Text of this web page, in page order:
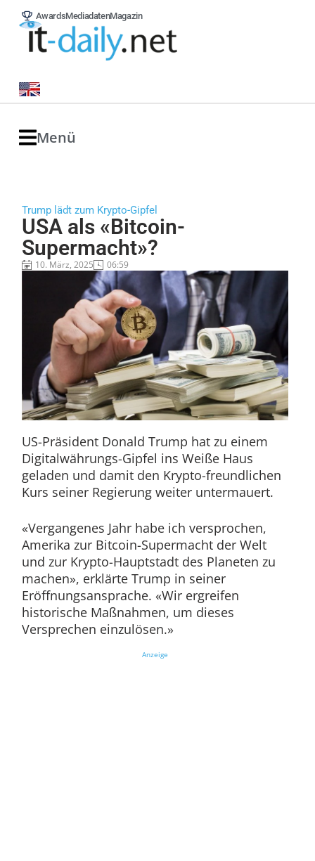
AwardsMediadatenMagazin
Menü
Trump lädt zum Krypto-Gipfel
USA als «Bitcoin-
Supermacht»?
10. März, 2025 06:59
US-Präsident Donald Trump hat zu einem
Digitalwährungs-Gipfel ins Weiße Haus
geladen und damit den Krypto-freundlichen
Kurs seiner Regierung weiter untermauert.
«Vergangenes Jahr habe ich versprochen,
Amerika zur Bitcoin-Supermacht der Welt
und zur Krypto-Hauptstadt des Planeten zu
machen», erklärte Trump in seiner
Eröffnungsansprache. «Wir ergreifen
historische Maßnahmen, um dieses
Versprechen einzulösen.»
Anzeige